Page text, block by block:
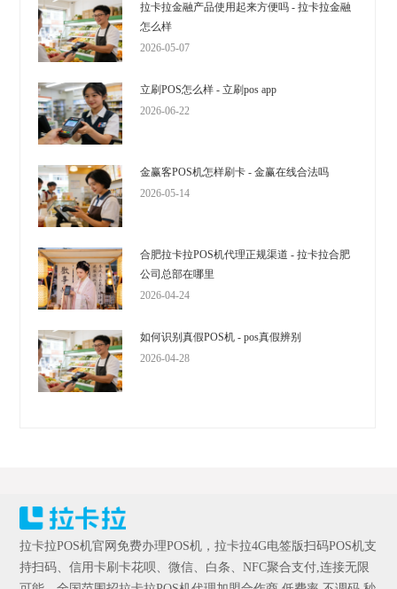
拉卡拉金融产品使用起来方便吗 - 拉卡拉金融
怎么样
2026-05-07
立刷POS怎么样 - 立刷pos app
2026-06-22
金赢客POS机怎样刷卡 - 金赢在线合法吗
2026-05-14
合肥拉卡拉POS机代理正规渠道 - 拉卡拉合肥
公司总部在哪里
2026-04-24
如何识别真假POS机 - pos真假辨别
2026-04-28
拉卡拉POS机官网免费办理POS机，拉卡拉4G电签版扫码POS机支
持扫码、信用卡刷卡花呗、微信、白条、NFC聚合支付,连接无限